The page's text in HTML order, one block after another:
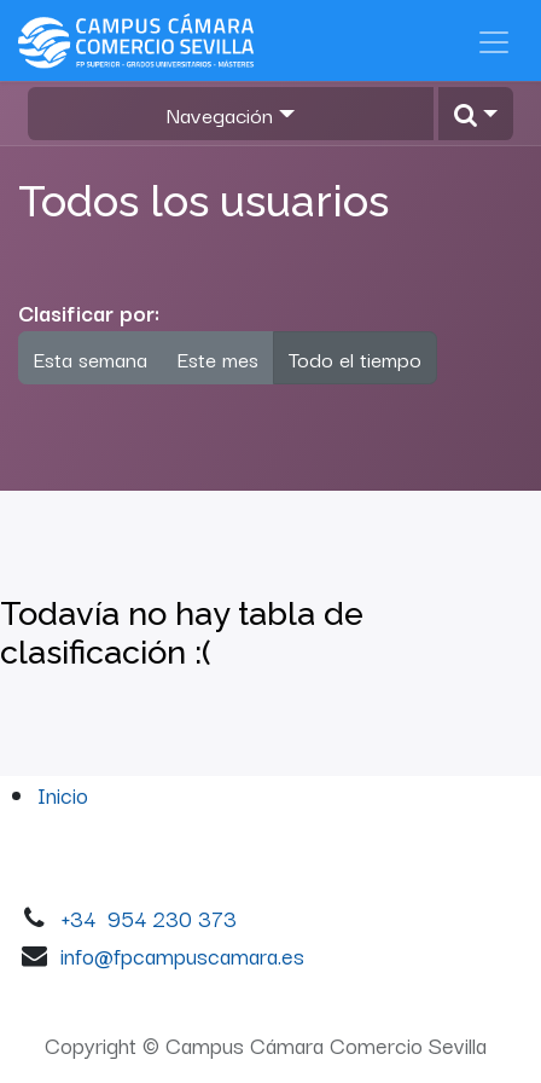
Navegación
Todos los usuarios
Clasificar por:
Esta semana
Este mes Todo el tiempo
Todavía no hay tabla de
clasificación :(
Inicio
+34 954 230 373
info@fpcampuscamara.es
Copyright © Campus Cámara Comercio Sevilla